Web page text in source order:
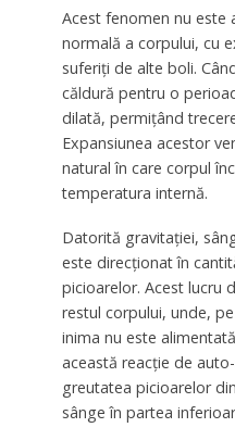
Acest fenomen nu este
normală a corpului, cu
suferiți de alte boli.
căldură pentru o
dilată, permițând
Expansiunea acestor
natural în care corpul
temperatura internă.
Datorită gravitației,
este direcționat în
picioarelor. Acest lucru
restul corpului, unde,
inima nu este
această reacție de
greutatea picioarelor
sânge în partea